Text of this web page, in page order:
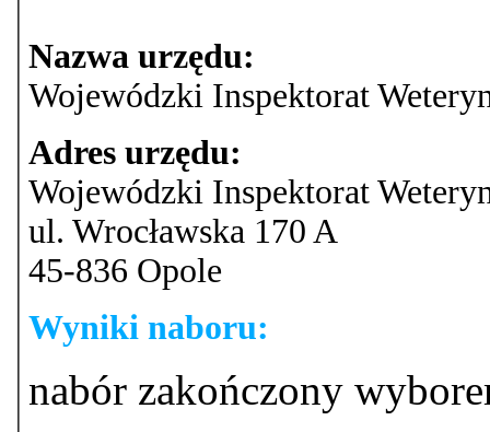
Nazwa urzędu:
Wojewódzki Inspektorat
Adres urzędu:
Wojewódzki Inspektorat
ul. Wrocławska 170 A
45-836 Opole
Wyniki naboru:
nabór zakończony